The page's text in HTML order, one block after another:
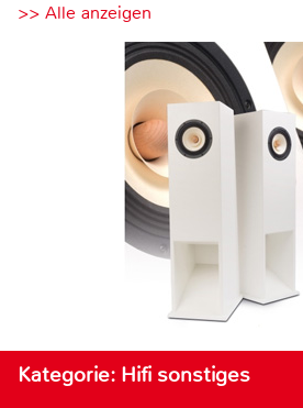
>> Alle anzeigen
Kategorie: Hifi sonstiges